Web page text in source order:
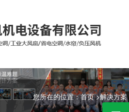
您所在的位置：首页>解决方案